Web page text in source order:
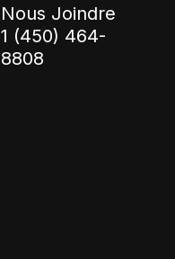
Nous Joindre
1 (450) 464-
8808